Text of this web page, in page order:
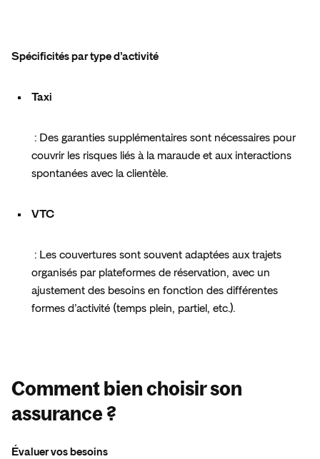
Spécificités par type d’activité
Taxi
couvrir les risques liés à la maraude et aux interactions
spontanées avec la clientèle.
VTC
organisés par plateformes de réservation, avec un
ajustement des besoins en fonction des différentes
formes d’activité (temps plein, partiel, etc.).
Comment bien choisir son
assurance ?
Évaluer vos besoins